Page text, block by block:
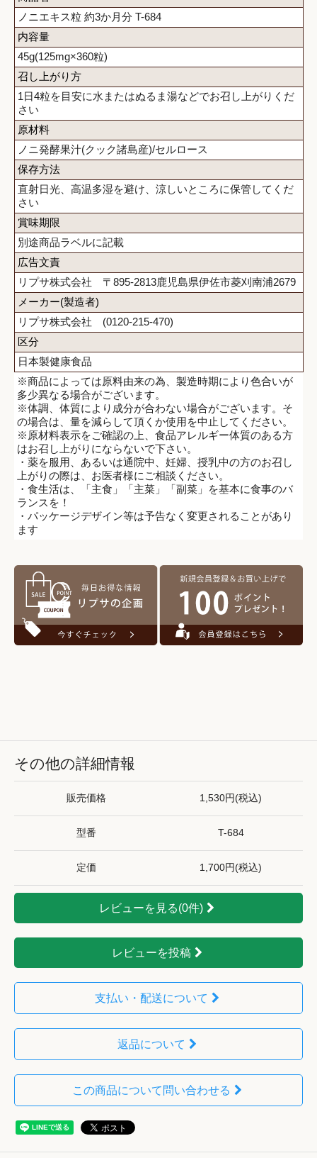
ノニエキス粒 約3か月分 T-684
内容量
45g(125mg×360粒)
召し上がり方
1日4粒を目安に水またはぬるま湯などでお召し上がりくだ
さい
原材料
ノニ発酵果汁(クック諸島産)/セルロース
保存方法
直射日光、高温多湿を避け、涼しいところに保管してくだ
さい
賞味期限
別途商品ラベルに記載
広告文責
リプサ株式会社 〒895-2813鹿児島県伊佐市菱刈南浦2679
メーカー(製造者)
リプサ株式会社 (0120-215-470)
区分
日本製健康食品
※商品によっては原料由来の為、製造時期により色合いが
多少異なる場合がございます。
※体調、体質により成分が合わない場合がございます。そ
の場合は、量を減らして頂くか使用を中止してください。
※原材料表示をご確認の上、食品アレルギー体質のある方
はお召し上がりにならないで下さい。
・薬を服用、あるいは通院中、妊婦、授乳中の方のお召し
上がりの際は、お医者様にご相談ください。
・食生活は、「主食」「主菜」「副菜」を基本に食事のバ
ランスを！
・パッケージデザイン等は予告なく変更されることがあり
ます
その他の詳細情報
販売価格 1,530円(税込)
型番 T-684
定価 1,700円(税込)
レビューを見る(0件)
レビューを投稿
支払い・配送について
返品について
この商品について問い合わせる